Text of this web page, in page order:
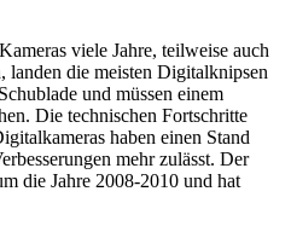
viele Jahre, teilweise auch
landen die meisten Digitalknipsen
und müssen einem
Die technischen Fortschritte
haben einen Stand
mehr zulässt. Der
die Jahre 2008-2010 und hat